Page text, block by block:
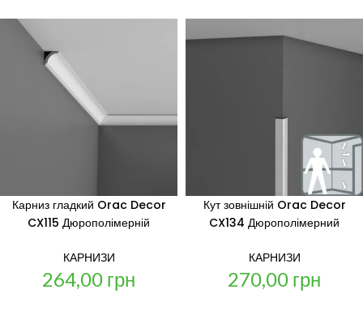
Карниз гладкий Orac Decor
CX115 Дюрополімерній
КАРНИЗИ
264,00 грн
Кут зовнішній Orac Decor
CX134 Дюрополімерний
КАРНИЗИ
270,00 грн